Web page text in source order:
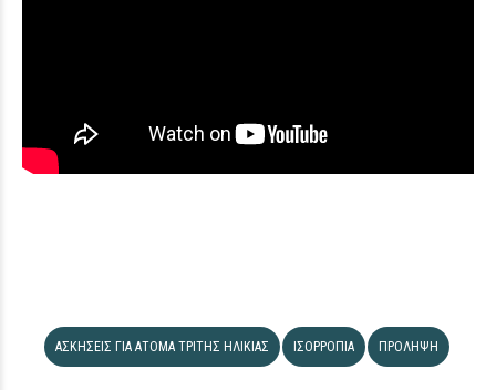
ΑΣΚΉΣΕΙΣ ΓΙΑ ΆΤΟΜΑ ΤΡΊΤΗΣ ΗΛΙΚΊΑΣ ΙΣΟΡΡΟΠΊΑ ΠΡΌΛΗΨΗ